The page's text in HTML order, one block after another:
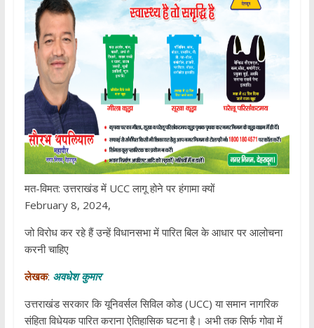
मत-विमत: उत्तराखंड में UCC लागू होने पर हंगामा क्यों
February 8, 2024,
जो विरोध कर रहे हैं उन्हें विधानसभा में पारित बिल के आधार पर आलोचना
करनी चाहिए
लेखक: अवधेश कुमार
उत्तराखंड सरकार कि यूनिवर्सल सिविल कोड (UCC) या समान नागरिक
संहिता विधेयक पारित कराना ऐतिहासिक घटना है। अभी तक सिर्फ गोवा में